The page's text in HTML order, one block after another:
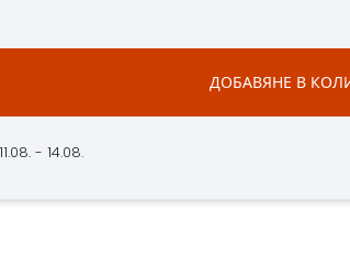
ДОБАВЯНЕ В
- 14.08.